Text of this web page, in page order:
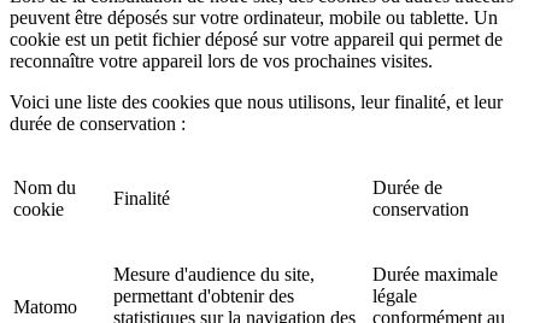
peuvent être déposés sur votre ordinateur, mobile ou tablette. Un
cookie est un petit fichier déposé sur votre appareil qui permet de
reconnaître votre appareil lors de vos prochaines visites.
Voici une liste des cookies que nous utilisons, leur finalité, et leur
durée de conservation :
Nom du
cookie
Finalité
Durée de
conservation
Matomo
Mesure d'audience du site,
permettant d'obtenir des
statistiques sur la navigation des
Durée maximale
légale
conformément au